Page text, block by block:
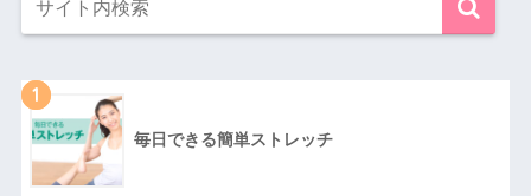
1
毎日できる簡単ストレッチ